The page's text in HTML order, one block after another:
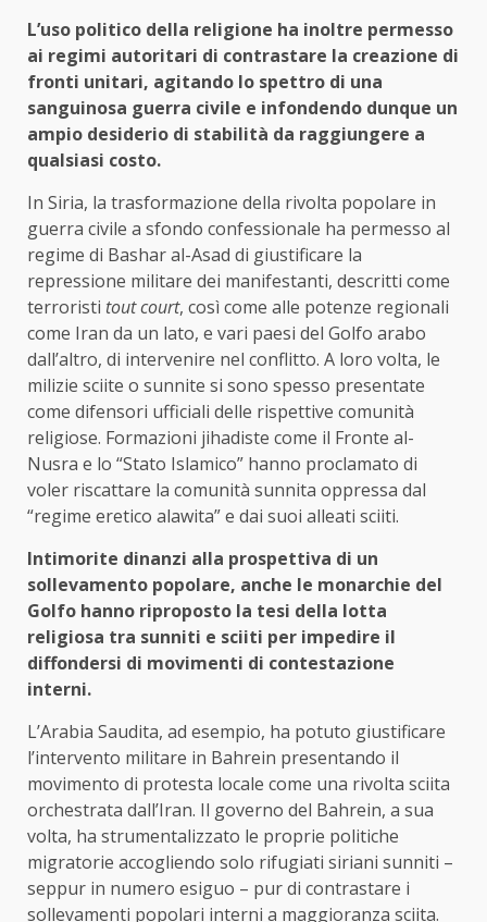
L’uso politico della religione ha inoltre permesso
ai regimi autoritari di contrastare la creazione di
fronti unitari, agitando lo spettro di una
sanguinosa guerra civile e infondendo dunque un
ampio desiderio di stabilità da raggiungere a
qualsiasi costo.
In Siria, la trasformazione della rivolta popolare in
guerra civile a sfondo confessionale ha permesso al
regime di Bashar al-Asad di giustificare la
repressione militare dei manifestanti, descritti come
terroristi tout court, così come alle potenze regionali
come Iran da un lato, e vari paesi del Golfo arabo
dall’altro, di intervenire nel conflitto. A loro volta, le
milizie sciite o sunnite si sono spesso presentate
come difensori ufficiali delle rispettive comunità
religiose. Formazioni jihadiste come il Fronte al-
Nusra e lo “Stato Islamico” hanno proclamato di
voler riscattare la comunità sunnita oppressa dal
“regime eretico alawita” e dai suoi alleati sciiti.
Intimorite dinanzi alla prospettiva di un
sollevamento popolare, anche le monarchie del
Golfo hanno riproposto la tesi della lotta
religiosa tra sunniti e sciiti per impedire il
diffondersi di movimenti di contestazione
interni.
L’Arabia Saudita, ad esempio, ha potuto giustificare
l’intervento militare in Bahrein presentando il
movimento di protesta locale come una rivolta sciita
orchestrata dall’Iran. Il governo del Bahrein, a sua
volta, ha strumentalizzato le proprie politiche
migratorie accogliendo solo rifugiati siriani sunniti –
seppur in numero esiguo – pur di contrastare i
sollevamenti popolari interni a maggioranza sciita.